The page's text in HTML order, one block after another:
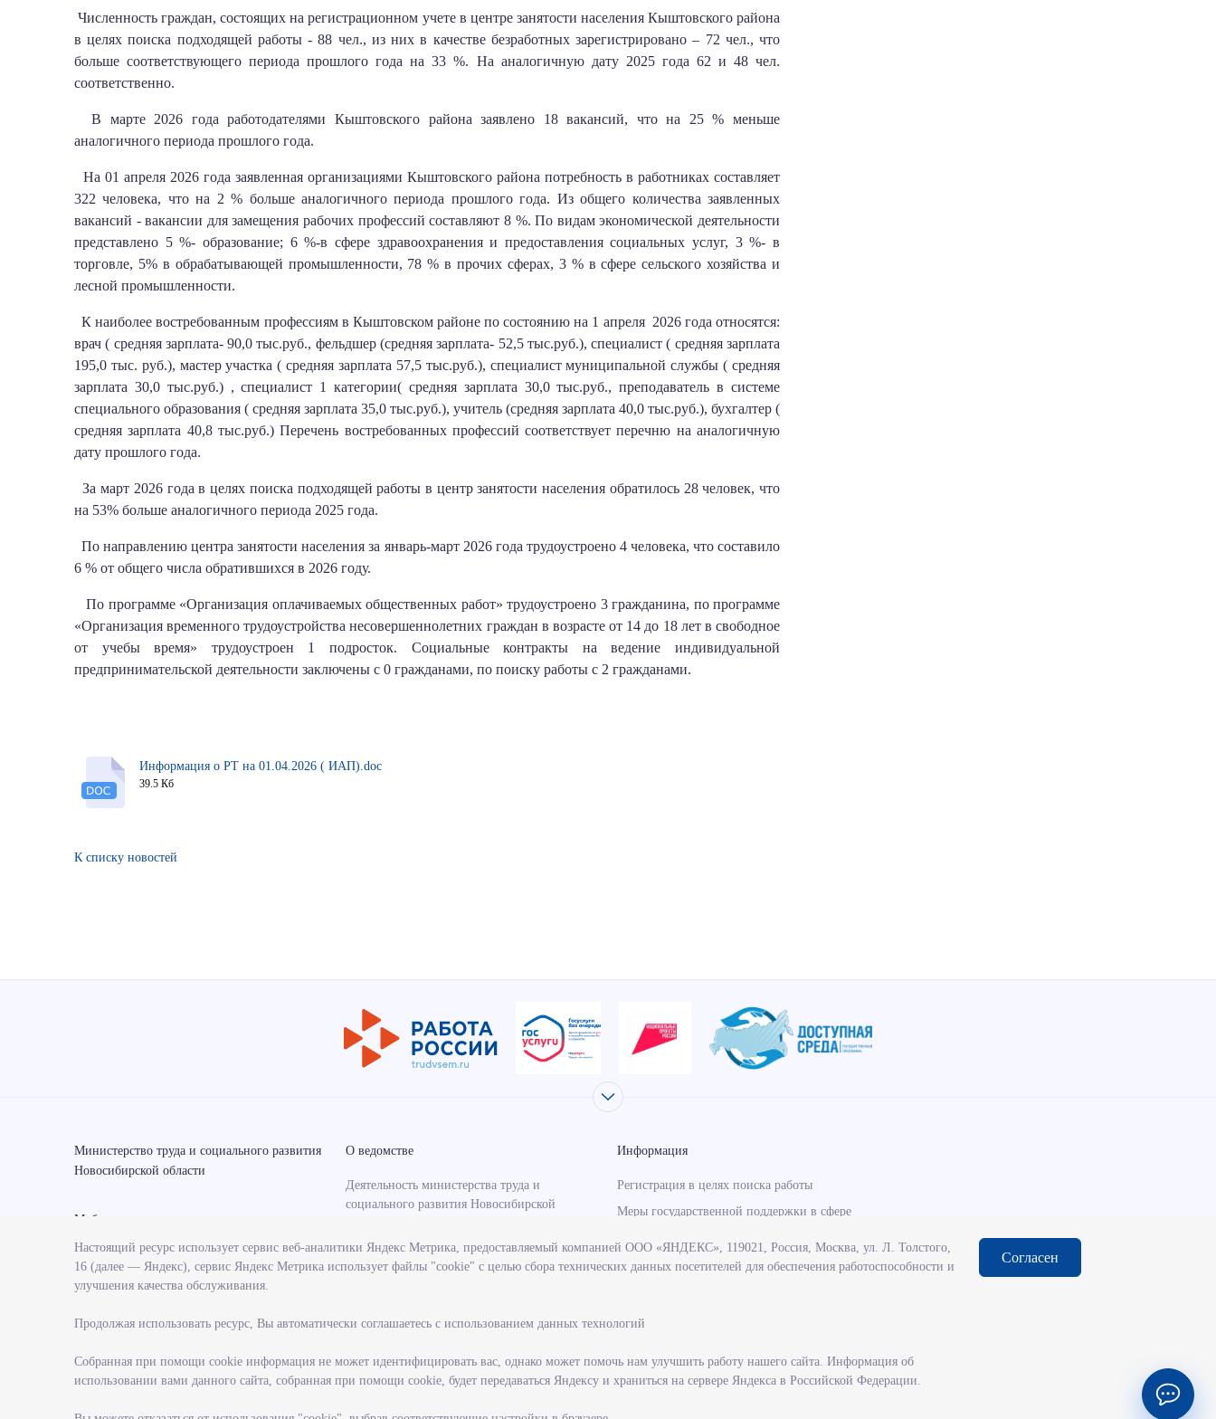
Численность граждан, состоящих на регистрационном учете в центре занятости населения Кыштовского района
в целях поиска подходящей работы - 88 чел., из них в качестве безработных зарегистрировано – 72 чел., что
больше соответствующего периода прошлого года на 33 %. На аналогичную дату 2025 года 62 и 48 чел.
соответственно.
В марте 2026 года работодателями Кыштовского района заявлено 18 вакансий, что на 25 % меньше
аналогичного периода прошлого года.
На 01 апреля 2026 года заявленная организациями Кыштовского района потребность в работниках составляет
322 человека, что на 2 % больше аналогичного периода прошлого года. Из общего количества заявленных
вакансий - вакансии для замещения рабочих профессий составляют 8 %. По видам экономической деятельности
представлено 5 %- образование; 6 %-в сфере здравоохранения и предоставления социальных услуг, 3 %- в
торговле, 5% в обрабатывающей промышленности, 78 % в прочих сферах, 3 % в сфере сельского хозяйства и
лесной промышленности.
К наиболее востребованным профессиям в Кыштовском районе по состоянию на 1 апреля 2026 года относятся:
врач ( средняя зарплата- 90,0 тыс.руб., фельдшер (средняя зарплата- 52,5 тыс.руб.), специалист ( средняя зарплата
195,0 тыс. руб.), мастер участка ( средняя зарплата 57,5 тыс.руб.), специалист муниципальной службы ( средняя
зарплата 30,0 тыс.руб.) , специалист 1 категории( средняя зарплата 30,0 тыс.руб., преподаватель в системе
специального образования ( средняя зарплата 35,0 тыс.руб.), учитель (средняя зарплата 40,0 тыс.руб.), бухгалтер (
средняя зарплата 40,8 тыс.руб.) Перечень востребованных профессий соответствует перечню на аналогичную
дату прошлого года.
За март 2026 года в целях поиска подходящей работы в центр занятости населения обратилось 28 человек, что
на 53% больше аналогичного периода 2025 года.
По направлению центра занятости населения за январь-март 2026 года трудоустроено 4 человека, что составило
6 % от общего числа обратившихся в 2026 году.
По программе «Организация оплачиваемых общественных работ» трудоустроено 3 гражданина, по программе
«Организация временного трудоустройства несовершеннолетних граждан в возрасте от 14 до 18 лет в свободное
от учебы время» трудоустроен 1 подросток. Социальные контракты на ведение индивидуальной
предпринимательской деятельности заключены с 0 гражданами, по поиску работы с 2 гражданами.
Информация о РТ на 01.04.2026 ( ИАП).doc
39.5 Кб
К списку новостей
Министерство труда и социального развития
Новосибирской области
Мобильные приложения
О ведомстве
Деятельность министерства труда и
социального развития Новосибирской
Контрольно-надзорная деятельность
министерства
министерству
Поступление на государственную
Информация
Регистрация в целях поиска работы
Меры государственной поддержки в сфере
Информация для работодателей
Настоящий ресурс использует сервис веб-аналитики Яндекс Метрика, предоставляемый компанией ООО «ЯНДЕКС», 119021, Россия, Москва, ул. Л. Толстого,
16 (далее — Яндекс), сервис Яндекс Метрика использует файлы "cookie" с целью сбора технических данных посетителей для обеспечения работоспособности и
улучшения качества обслуживания.
Продолжая использовать ресурс, Вы автоматически соглашаетесь с использованием данных технологий
Собранная при помощи cookie информация не может идентифицировать вас, однако может помочь нам улучшить работу нашего сайта. Информация об
использовании вами данного сайта, собранная при помощи cookie, будет передаваться Яндексу и храниться на сервере Яндекса в Российской Федерации.
Согласен